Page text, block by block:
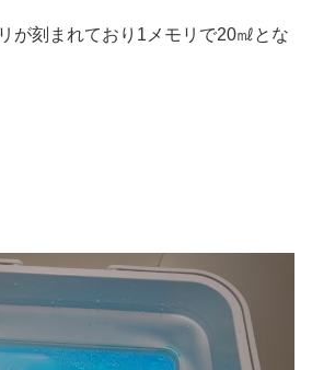
が刻まれており1メモリで20㎖とな